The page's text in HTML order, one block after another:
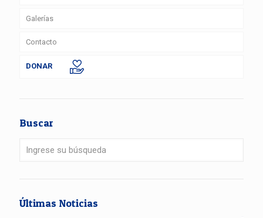
Galerías
Contacto
DONAR
Buscar
Últimas Noticias